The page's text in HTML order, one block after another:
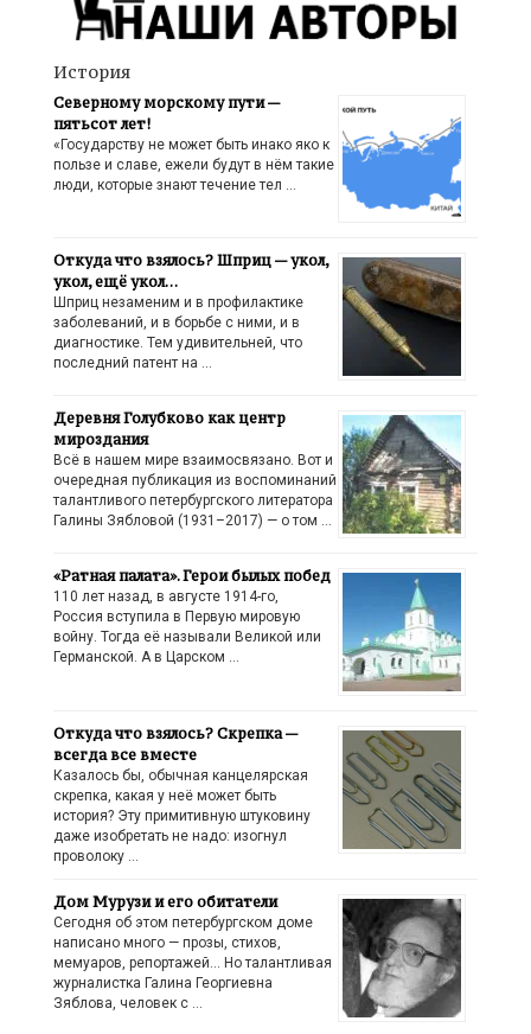
История
Северному морскому пути —
пятьсот лет!
«Государству не может быть инако яко к
пользе и славе, ежели будут в нём такие
люди, которые знают течение тел …
Откуда что взялось? Шприц — укол,
укол, ещё укол…
Шприц незаменим и в профилактике
заболеваний, и в борьбе с ними, и в
диагностике. Тем удивительней, что
последний патент на …
Деревня Голубково как центр
мироздания
Всё в нашем мире взаимосвязано. Вот и
очередная публикация из воспоминаний
талантливого петербургского литератора
Галины Зябловой (1931–2017) — о том …
«Ратная палата». Герои былых побед
110 лет назад, в августе 1914-го,
Россия вступила в Первую мировую
войну. Тогда её называли Великой или
Германской. А в Царском …
Откуда что взялось? Скрепка —
всегда все вместе
Казалось бы, обычная канцелярская
скрепка, какая у неё может быть
история? Эту примитивную штуковину
даже изобретать не надо: изогнул
проволоку …
Дом Мурузи и его обитатели
Сегодня об этом петербургском доме
написано много — прозы, стихов,
мемуаров, репортажей… Но талантливая
журналистка Галина Георгиевна
Зяблова, человек с …